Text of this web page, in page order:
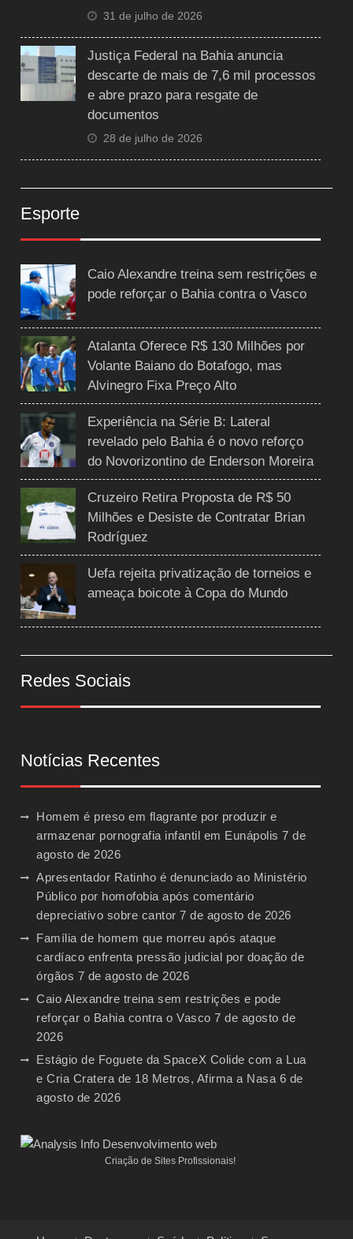
31 de julho de 2026
Justiça Federal na Bahia anuncia
descarte de mais de 7,6 mil processos
e abre prazo para resgate de
documentos
28 de julho de 2026
Esporte
Caio Alexandre treina sem restrições e
pode reforçar o Bahia contra o Vasco
Atalanta Oferece R$ 130 Milhões por
Volante Baiano do Botafogo, mas
Alvinegro Fixa Preço Alto
Experiência na Série B: Lateral
revelado pelo Bahia é o novo reforço
do Novorizontino de Enderson Moreira
Cruzeiro Retira Proposta de R$ 50
Milhões e Desiste de Contratar Brian
Rodríguez
Uefa rejeita privatização de torneios e
ameaça boicote à Copa do Mundo
Redes Sociais
Notícias Recentes
Homem é preso em flagrante por produzir e
armazenar pornografia infantil em Eunápolis 7 de
agosto de 2026
Apresentador Ratinho é denunciado ao Ministério
Público por homofobia após comentário
depreciativo sobre cantor 7 de agosto de 2026
Família de homem que morreu após ataque
cardíaco enfrenta pressão judicial por doação de
órgãos 7 de agosto de 2026
Caio Alexandre treina sem restrições e pode
reforçar o Bahia contra o Vasco 7 de agosto de
2026
Estágio de Foguete da SpaceX Colide com a Lua
e Cria Cratera de 18 Metros, Afirma a Nasa 6 de
agosto de 2026
Criação de Sites Profissionais!